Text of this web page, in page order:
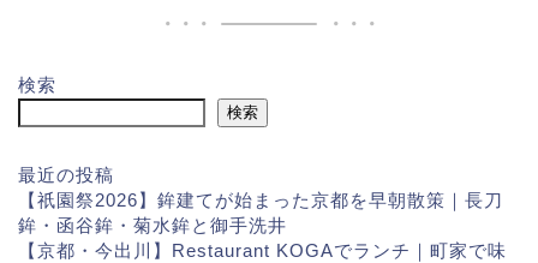
検索
検索
最近の投稿
【祇園祭2026】鉾建てが始まった京都を早朝散策｜長刀
鉾・函谷鉾・菊水鉾と御手洗井
【京都・今出川】Restaurant KOGAでランチ｜町家で味